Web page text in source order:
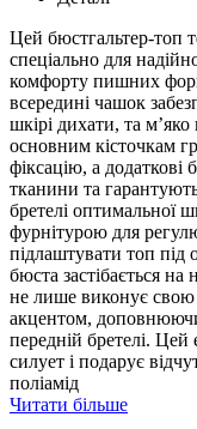
Цей бюстгальтер-топ
спеціально для
комфорту пишних
всередині чашок
шкірі дихати, та
основним кісточкам
фіксацію, а додаткові
тканини та гарантують
бретелі оптимальної
фурнітурою для
підлаштувати топ під
бюста застібається на
не лише виконує
акцентом,
передній бретелі.
силует і подарує
поліамід
Читати більше